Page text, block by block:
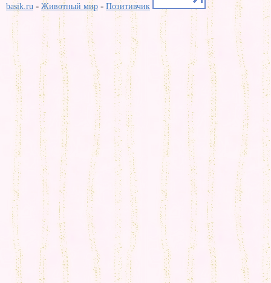
basik.ru - Животный мир - Позитивчик